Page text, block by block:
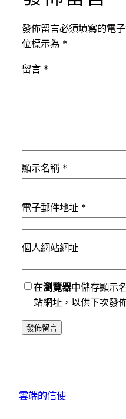
發佈留言必須填寫的電
位標示為 *
留言 *
顯示名稱 *
電子郵件地址 *
個人網站網址
在瀏覽器中儲存顯示
站網址，以供下次發
雲端的信使